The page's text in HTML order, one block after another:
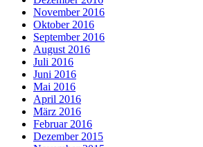
November 2016
Oktober 2016
September 2016
August 2016
Juli 2016
Juni 2016
Mai 2016
April 2016
März 2016
Februar 2016
Dezember 2015